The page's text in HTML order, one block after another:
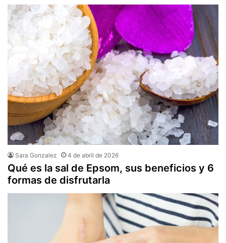
Sara Gonzalez 4 de abril de 2026
Qué es la sal de Epsom, sus beneficios y 6
formas de disfrutarla